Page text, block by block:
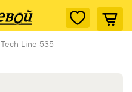
Tech Line 535